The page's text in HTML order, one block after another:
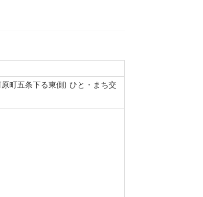
町五条下る東側) ひと・まち交